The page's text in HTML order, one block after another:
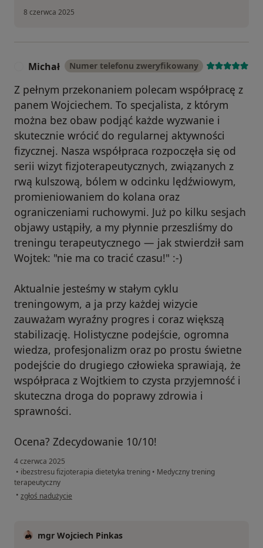
8 czerwca 2025
Michał Numer telefonu zweryfikowany
Z pełnym przekonaniem polecam współpracę z
panem Wojciechem. To specjalista, z którym
można bez obaw podjąć każde wyzwanie i
skutecznie wrócić do regularnej aktywności
fizycznej. Nasza współpraca rozpoczęła się od
serii wizyt fizjoterapeutycznych, związanych z
rwą kulszową, bólem w odcinku lędźwiowym,
promieniowaniem do kolana oraz
ograniczeniami ruchowymi. Już po kilku sesjach
objawy ustąpiły, a my płynnie przeszliśmy do
treningu terapeutycznego — jak stwierdził sam
Wojtek: "nie ma co tracić czasu!" :-)
Aktualnie jesteśmy w stałym cyklu
treningowym, a ja przy każdej wizycie
zauważam wyraźny progres i coraz większą
stabilizację. Holistyczne podejście, ogromna
wiedza, profesjonalizm oraz po prostu świetne
podejście do drugiego człowieka sprawiają, że
współpraca z Wojtkiem to czysta przyjemność i
skuteczna droga do poprawy zdrowia i
sprawności.
Ocena? Zdecydowanie 10/10!
4 czerwca 2025
• ibezstresu fizjoterapia dietetyka trening • Medyczny trening
terapeutyczny
• w opinii użytkownika Michał
zgłoś nadużycie
mgr Wojciech Pinkas